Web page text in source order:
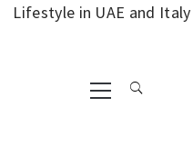
Lifestyle in UAE and Italy
Primary
Menu